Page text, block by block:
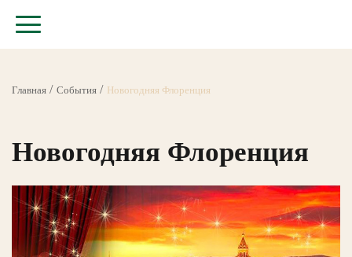
Главная События Новогодняя Флоренция
Новогодняя Флоренция